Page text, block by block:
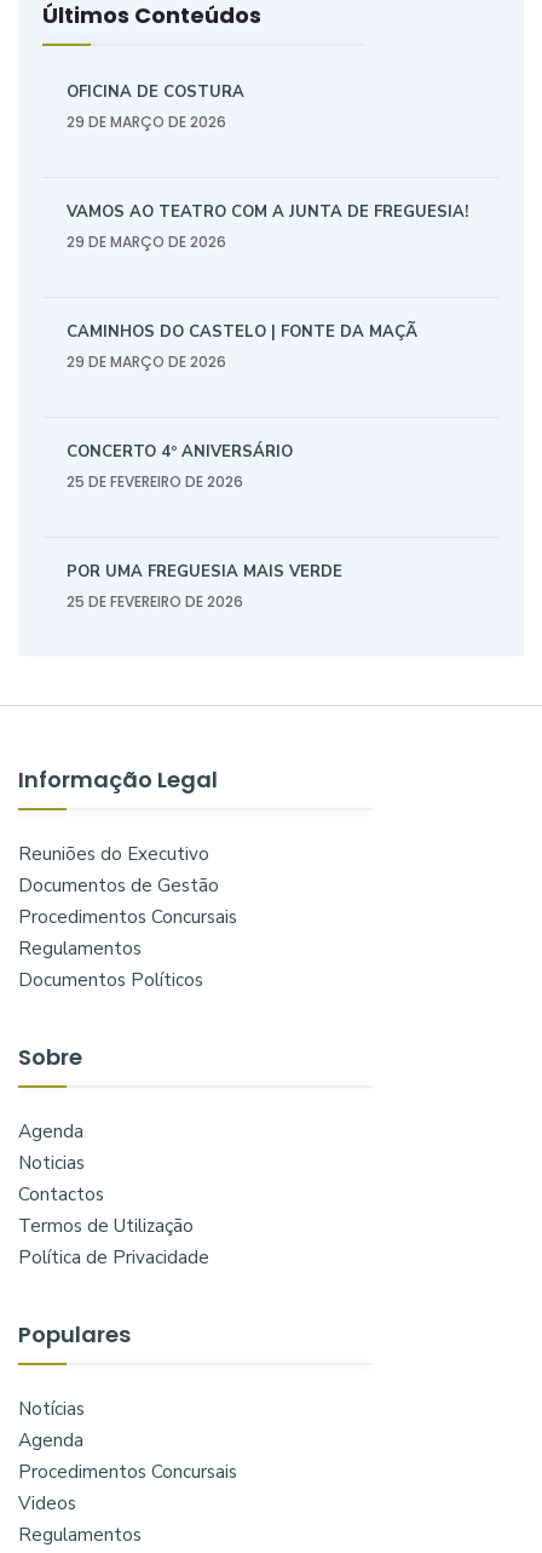
Últimos Conteúdos
OFICINA DE COSTURA
29 DE MARÇO DE 2026
VAMOS AO TEATRO COM A JUNTA DE FREGUESIA!
29 DE MARÇO DE 2026
CAMINHOS DO CASTELO | FONTE DA MAÇÃ
29 DE MARÇO DE 2026
CONCERTO 4º ANIVERSÁRIO
25 DE FEVEREIRO DE 2026
POR UMA FREGUESIA MAIS VERDE
25 DE FEVEREIRO DE 2026
Informação Legal
Reuniões do Executivo
Documentos de Gestão
Procedimentos Concursais
Regulamentos
Documentos Políticos
Sobre
Agenda
Noticias
Contactos
Termos de Utilização
Política de Privacidade
Populares
Notícias
Agenda
Procedimentos Concursais
Videos
Regulamentos